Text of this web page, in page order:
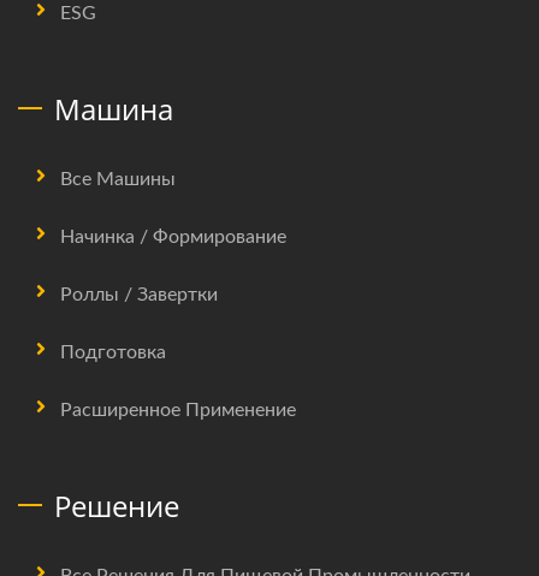
ESG
Машина
Все Машины
Начинка / Формирование
Роллы / Завертки
Подготовка
Расширенное Применение
Решение